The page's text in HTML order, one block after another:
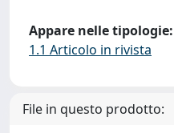
Appare nelle tipologie:
1.1 Articolo in rivista
File in questo prodotto: